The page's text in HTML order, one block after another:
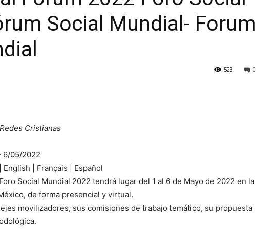
Social Mundial- Forum
0
523
Cristianas
6/05/2022
| Français | Español
Social Mundial 2022 tendrá lugar del 1 al 6 de Mayo de 2022 en la
de forma presencial y virtual.
movilizadores, sus comisiones de trabajo temático, su propuesta